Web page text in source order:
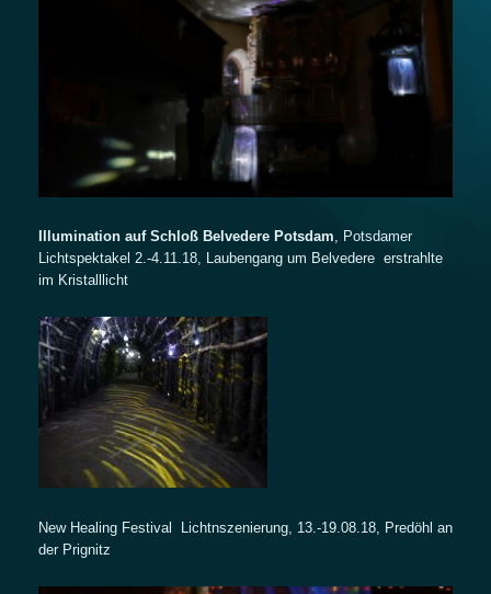
Illumination auf Schloß Belvedere Potsdam, Potsdamer
Lichtspektakel 2.-4.11.18, Laubengang um Belvedere erstrahlte
im Kristalllicht
New Healing Festival Lichtnszenierung, 13.-19.08.18, Predöhl an
der Prignitz